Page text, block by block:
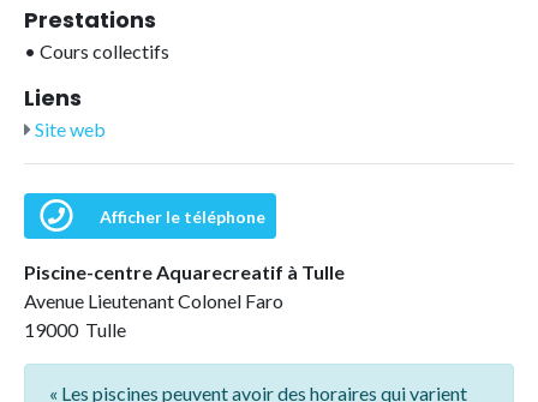
Prestations
• Cours collectifs
Liens
Site web
Afficher le téléphone
Piscine-centre Aquarecreatif à Tulle
Avenue Lieutenant Colonel Faro
19000 Tulle
« Les piscines peuvent avoir des horaires qui varient